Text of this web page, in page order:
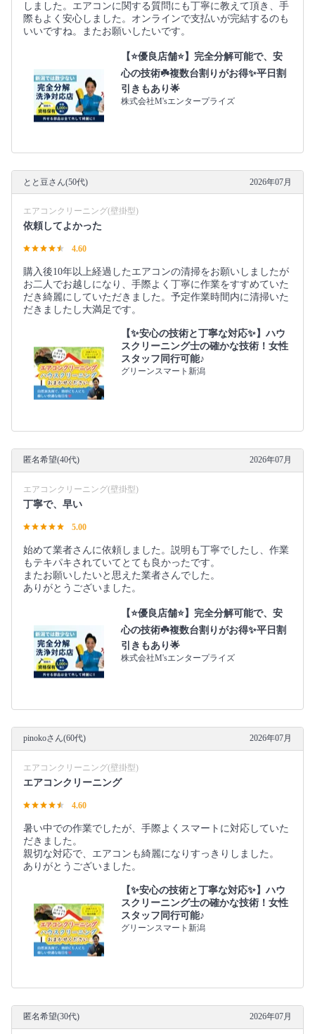
しました。エアコンに関する質問にも丁寧に教えて頂き、手
際もよく安心しました。オンラインで支払いが完結するのも
いいですね。またお願いしたいです。
【⭐️優良店舗⭐️】完全分解可能で、安
心の技術☘️複数台割りがお得✨平日割
引きもあり🌟
株式会社M'sエンタープライズ
とと豆さん(50代) 2026年07月
エアコンクリーニング(壁掛型)
依頼してよかった
4.60
購入後10年以上経過したエアコンの清掃をお願いしましたが
お二人でお越しになり、手際よく丁寧に作業をすすめていた
だき綺麗にしていただきました。予定作業時間内に清掃いた
だきましたし大満足です。
【✨安心の技術と丁寧な対応✨】ハウ
スクリーニング士の確かな技術！女性
スタッフ同行可能♪
グリーンスマート新潟
匿名希望(40代) 2026年07月
エアコンクリーニング(壁掛型)
丁寧で、早い
5.00
始めて業者さんに依頼しました。説明も丁寧でしたし、作業
もテキパキされていてとても良かったです。
またお願いしたいと思えた業者さんでした。
ありがとうございました。
【⭐️優良店舗⭐️】完全分解可能で、安
心の技術☘️複数台割りがお得✨平日割
引きもあり🌟
株式会社M'sエンタープライズ
pinokoさん(60代) 2026年07月
エアコンクリーニング(壁掛型)
エアコンクリーニング
4.60
暑い中での作業でしたが、手際よくスマートに対応していた
だきました。
親切な対応で、エアコンも綺麗になりすっきりしました。
ありがとうございました。
【✨安心の技術と丁寧な対応✨】ハウ
スクリーニング士の確かな技術！女性
スタッフ同行可能♪
グリーンスマート新潟
匿名希望(30代) 2026年07月